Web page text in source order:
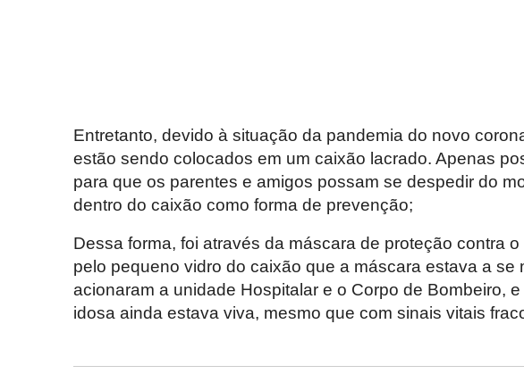
Entretanto, devido à situação da pandemia do novo
estão sendo colocados em um caixão lacrado. Apenas
para que os parentes e amigos possam se despedir do
dentro do caixão como forma de prevenção;
Dessa forma, foi através da máscara de proteção contra
pelo pequeno vidro do caixão que a máscara estava a se
acionaram a unidade Hospitalar e o Corpo de Bombeiro,
idosa ainda estava viva, mesmo que com sinais vitais